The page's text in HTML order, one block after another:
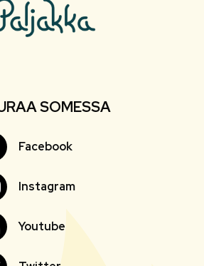
SOMESSA
Facebook
Instagram
Youtube